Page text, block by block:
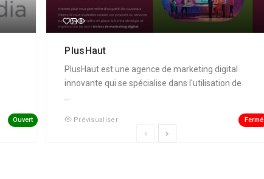
Ouvert
PlusHaut
PlusHaut est une agence de marketing digital
innovante qui se spécialise dans l'utilisation de
...
Prévisualiser Fermé